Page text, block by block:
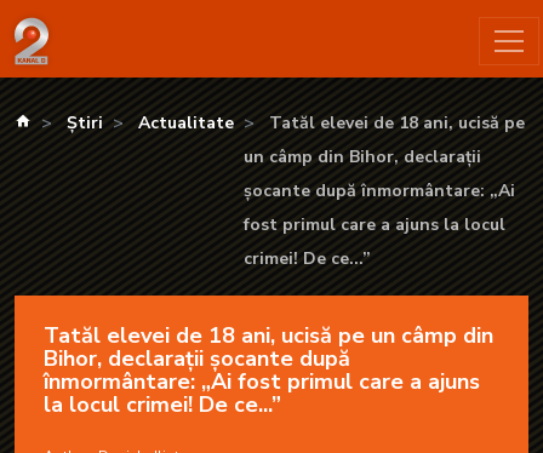
Tatăl elevei de 18 ani, ucisă pe un câmp din Bihor, declarații
kanald.ro
Știri Actualitate
Tatăl elevei de 18 ani, ucisă pe
un câmp din Bihor, declarații
șocante după înmormântare: „Ai
fost primul care a ajuns la locul
crimei! De ce...”
Tatăl elevei de 18 ani, ucisă pe un câmp din
Bihor, declarații șocante după
înmormântare: „Ai fost primul care a ajuns
la locul crimei! De ce...”